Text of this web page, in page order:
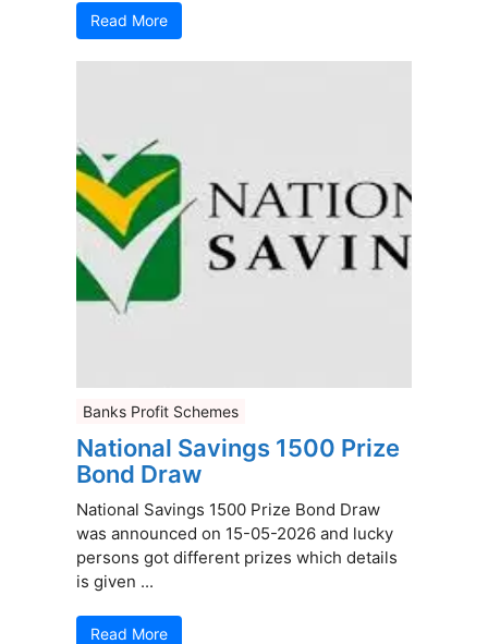
Read More
Banks Profit Schemes
National Savings 1500 Prize
Bond Draw
National Savings 1500 Prize Bond Draw
was announced on 15-05-2026 and lucky
persons got different prizes which details
is given ...
Read More